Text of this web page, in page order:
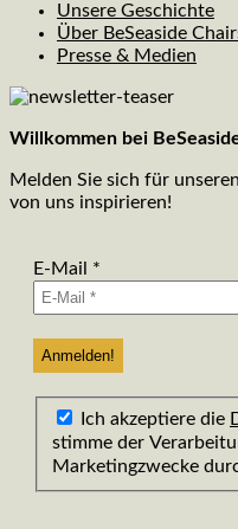
Unsere Geschichte
Über BeSeaside
Presse & Medien
Willkommen bei
Melden Sie sich für
von uns inspirieren!
E-Mail *
Ich akzeptiere die
stimme der
Marketingzwecke